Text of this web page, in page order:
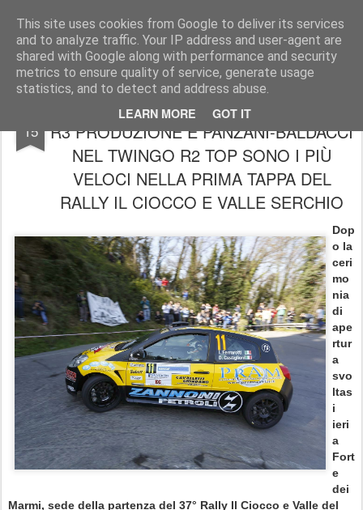
This site uses cookies from Google to deliver its services
and to analyze traffic. Your IP address and user-agent are
shared with Google along with performance and security
metrics to ensure quality of service, generate usage
statistics, and to detect and address abuse.
LEARN MORE GOT IT
AutoMotoCorse. Motorsport Random News 280912
15
FERRAROTTI-CASTIGLIONI NEL CLIO
R3 PRODUZIONE E PANZANI-BALDACCI
NEL TWINGO R2 TOP SONO I PIÙ
VELOCI NELLA PRIMA TAPPA DEL
RALLY IL CIOCCO E VALLE SERCHIO
Dop
o la
ceri
mo
nia
di
ape
rtur
a
svo
ltas
i
ieri
a
Fort
e
dei
Marmi, sede della partenza del 37° Rally Il Ciocco e Valle del